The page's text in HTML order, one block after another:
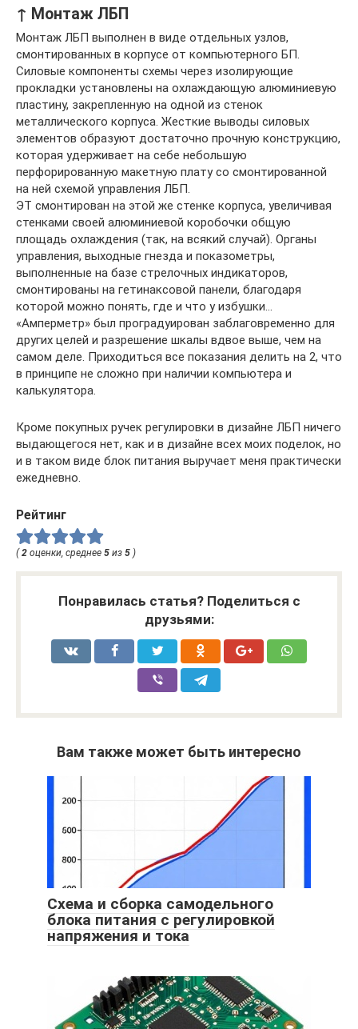
↑ Монтаж ЛБП
Монтаж ЛБП выполнен в виде отдельных узлов,
смонтированных в корпусе от компьютерного БП.
Силовые компоненты схемы через изолирующие
прокладки установлены на охлаждающую алюминиевую
пластину, закрепленную на одной из стенок
металлического корпуса. Жесткие выводы силовых
элементов образуют достаточно прочную конструкцию,
которая удерживает на себе небольшую
перфорированную макетную плату со смонтированной
на ней схемой управления ЛБП.
ЭТ смонтирован на этой же стенке корпуса, увеличивая
стенками своей алюминиевой коробочки общую
площадь охлаждения (так, на всякий случай). Органы
управления, выходные гнезда и показометры,
выполненные на базе стрелочных индикаторов,
смонтированы на гетинаксовой панели, благодаря
которой можно понять, где и что у избушки…
«Амперметр» был проградуирован заблаговременно для
других целей и разрешение шкалы вдвое выше, чем на
самом деле. Приходиться все показания делить на 2, что
в принципе не сложно при наличии компьютера и
калькулятора.
Кроме покупных ручек регулировки в дизайне ЛБП ничего
выдающегося нет, как и в дизайне всех моих поделок, но
и в таком виде блок питания выручает меня практически
ежедневно.
Рейтинг
( 2 оценки, среднее 5 из 5 )
Понравилась статья? Поделиться с
друзьями:
Вам также может быть интересно
Схема и сборка самодельного
блока питания с регулировкой
напряжения и тока